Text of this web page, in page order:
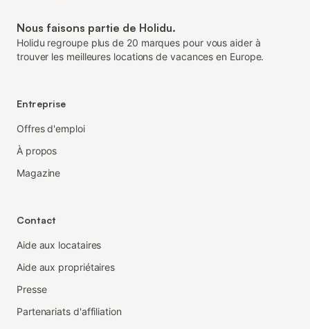
Nous faisons partie de Holidu.
Holidu regroupe plus de 20 marques pour vous aider à
trouver les meilleures locations de vacances en Europe.
Entreprise
Offres d'emploi
À propos
Magazine
Contact
Aide aux locataires
Aide aux propriétaires
Presse
Partenariats d'affiliation